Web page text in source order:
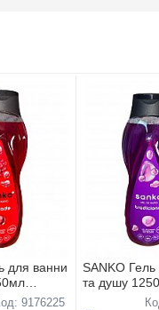
для ванни
9176225
SANKO
та душу
Традиційний